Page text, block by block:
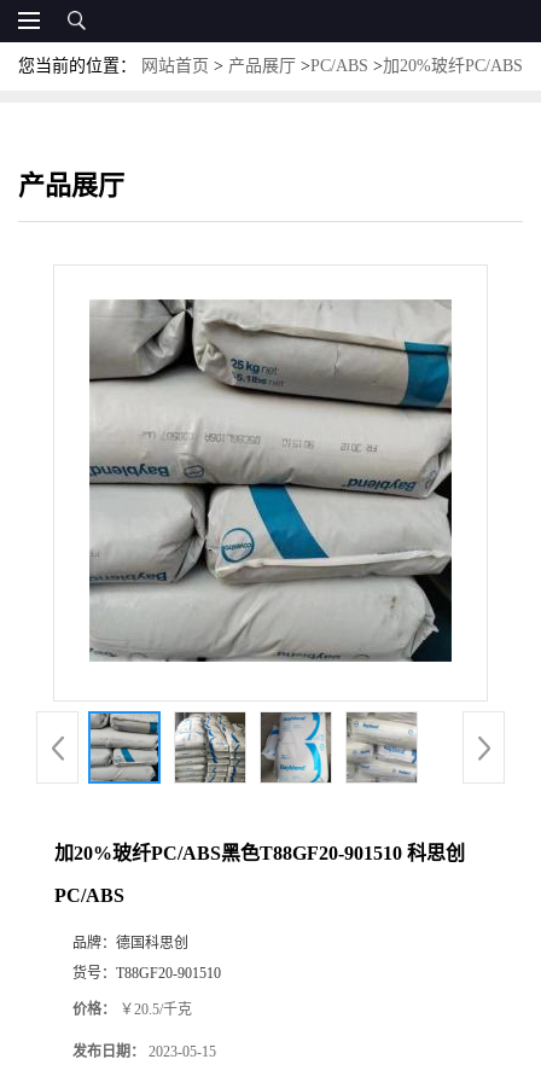
您当前的位置： 网站首页 > 产品展厅 >PC/ABS >加20%玻纤PC/ABS
产品展厅
加20%玻纤PC/ABS黑色T88GF20-901510 科思创
PC/ABS
品牌： 德国科思创
货号： T88GF20-901510
价格： ￥20.5/千克
发布日期： 2023-05-15